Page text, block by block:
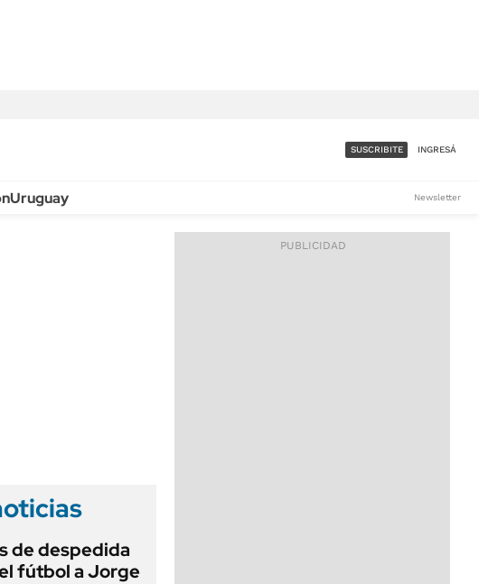
ACCESO FULL - $1.800/MES
SUSCRIBITE INGRESÁ
Uruguay Newsletter
de despedida
fútbol a Jorge